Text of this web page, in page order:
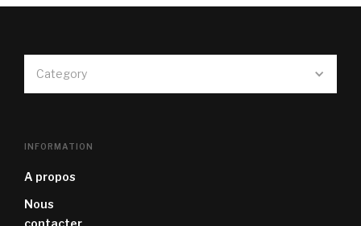
Category
INFORMATION
A propos
Nous